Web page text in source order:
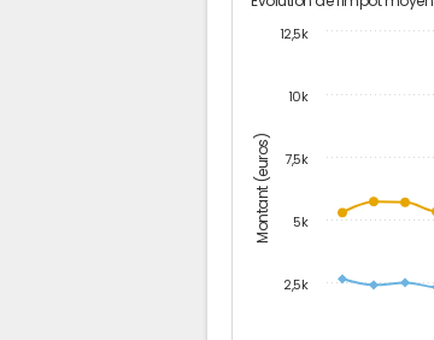
Montant (euros)
2,5k
5k
7,5k
10k
12,5k